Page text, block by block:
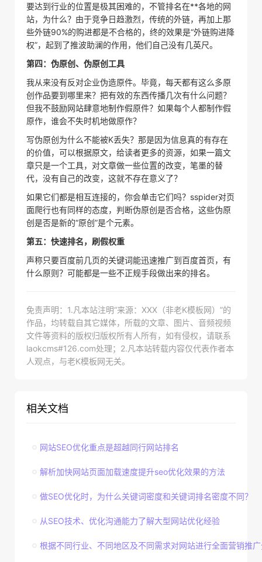
要达到行业的位置是极其困难的，不管排名在**各地的网
站，为什么？由于竞争日趋激烈，传统的外链，再加上那
些外链90%的购进都是不合格的，终的效果是“外链购进降
权”，起到了推波助澜的作用，他们自己没有几英尺。
第四：伪原创、伪原创工具
我从来没有反对企业伪造原件。毕竟，每天都有这么多原
创作品要到哪里来？把有效的东西传播几次有什么问题？
但我不鼓励网站肆意地制作假原件？如果每个人都制作假
原作，谁会不失时机地做原作？
写伪原创为什么不能被K丢失？那是因为信息真的有存在
的价值，可以根据原文，给读者更多的资源，如果一篇文
章只是一个工具，对文章做一些位置的改变，笔墨的替
代，没有自己的改变，这就不存在意义了？
如果它们都是相互连接的，你会单击它们吗？sspider对页
面爬行也有同样的态度，判断伪原创是否合格，这些伪原
创是否是新的“原创”是个元素。
第五：快速排名，刷假权重
声称只要百度前几页的关键词能迅速推广到百度首页，有
什么原则？可能都是一些不正规手段做出来的排名。
免责声明：1.凡本站注明“来源：XXX（非老K模板网）”的
作品，均转载自其它媒体，所载的文章、图片、音频视频
文件等资料的版权归版权所有人所有，如有侵权，请联系
laokcms#126.com处理；2.凡本站转载内容仅代表作者本
人观点，与老K模板网无关。
相关文档
网站SEO优化重点是超越同行网站排名
解析加快网站页面加载速度提升seo优化效果的方法
做SEO优化时，为什么关键词密度和关键词排名密度不同？
从SEO技术、优化沟通能力了解大型网站优化经验
根据不同行业、不同地区及不同需求对网站进行全面营销推